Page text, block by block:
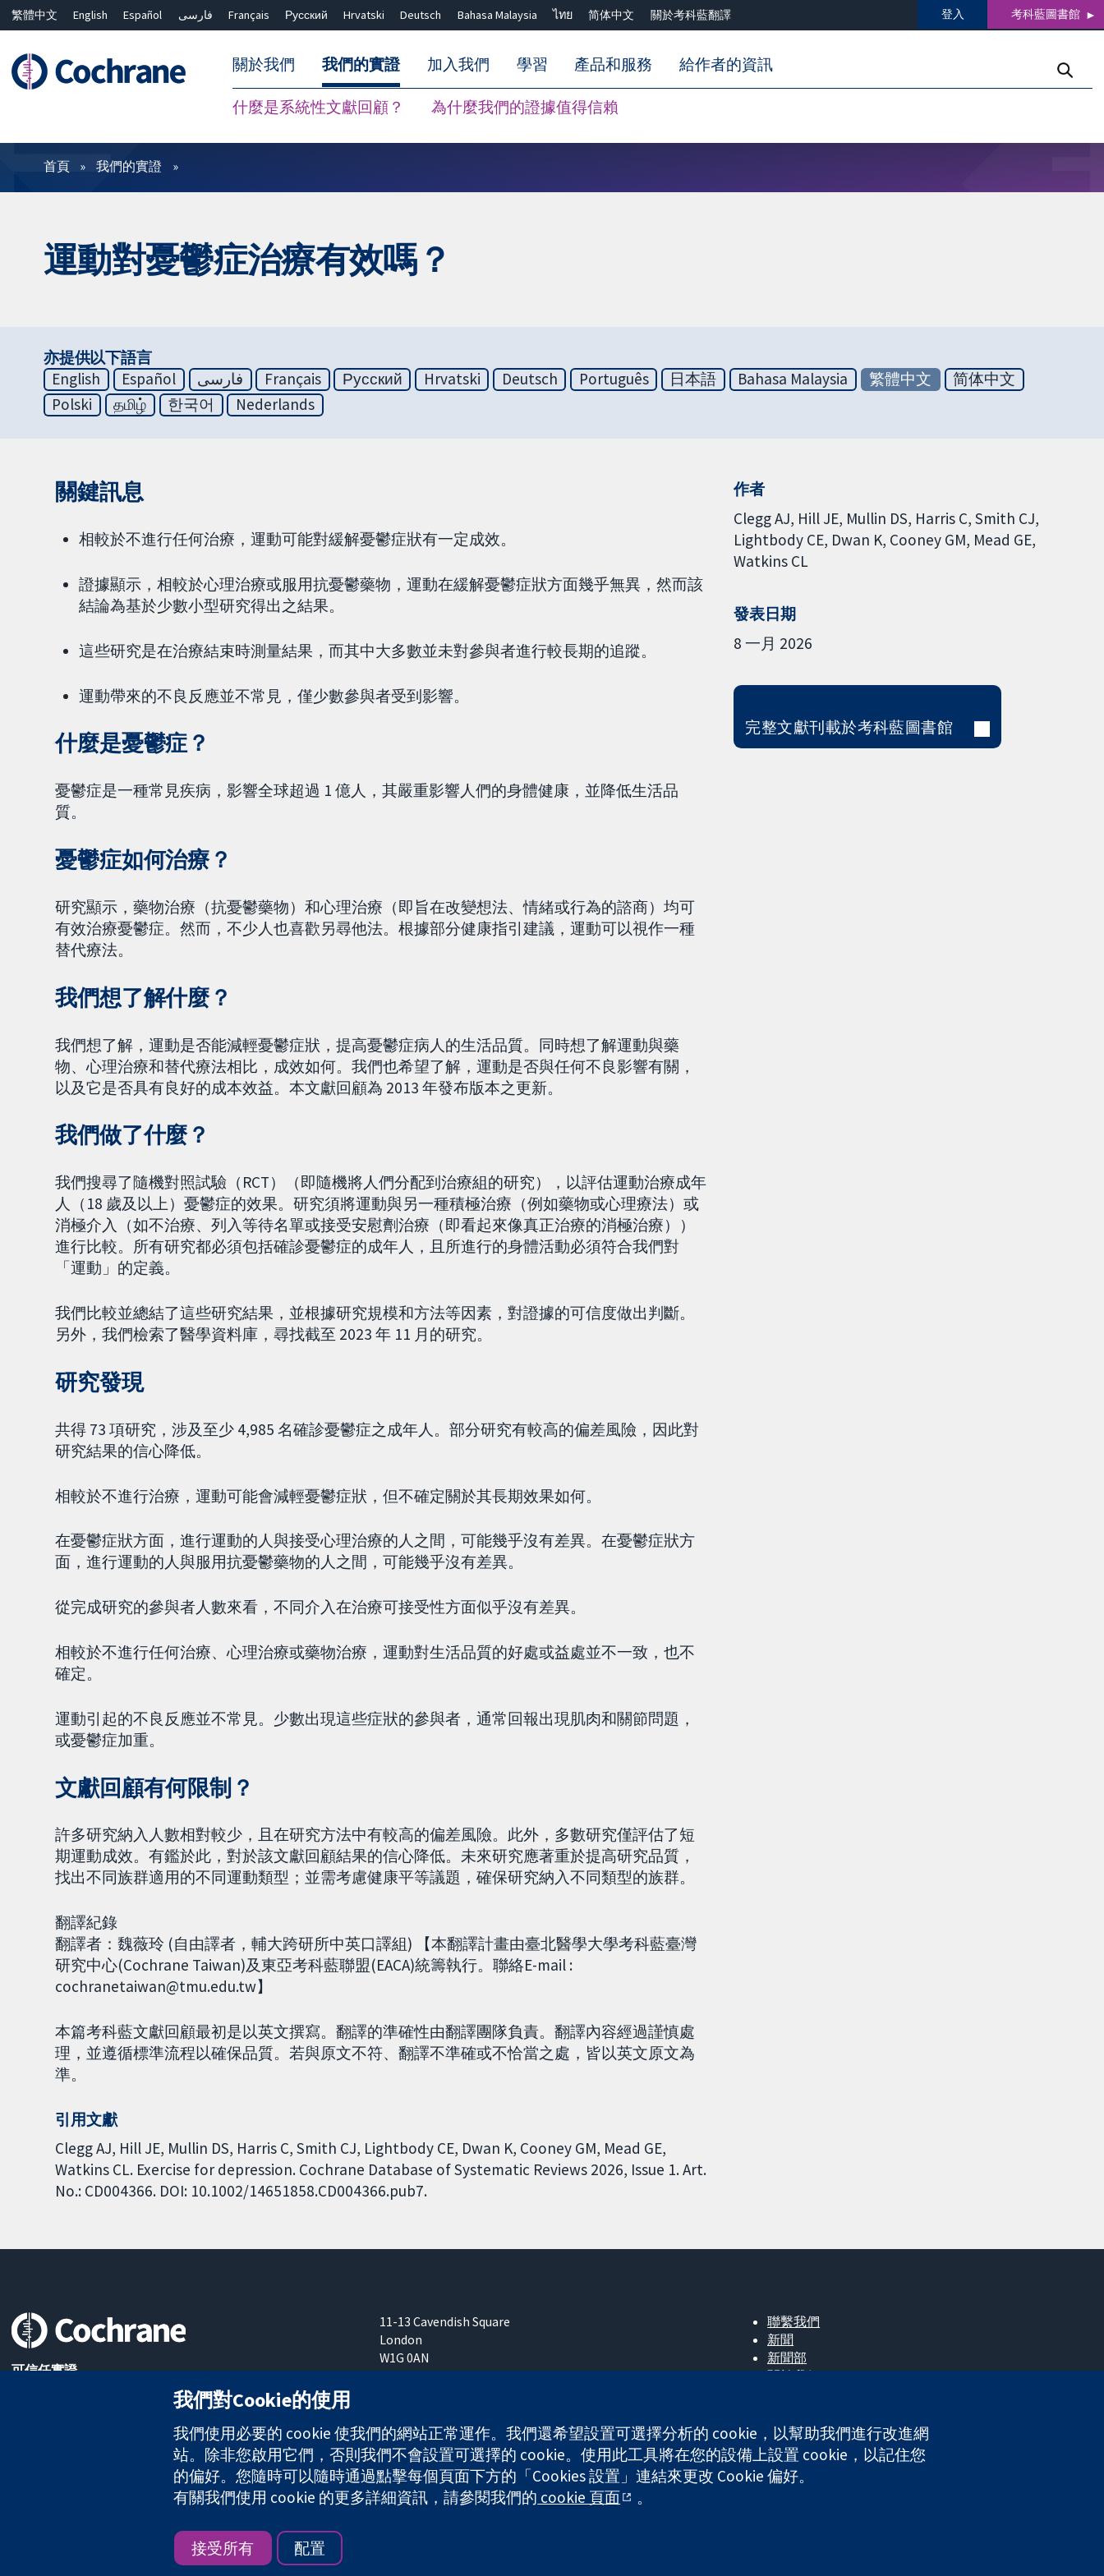
繁體中文 English Español فارسی Français Русский Hrvatski Deutsch Bahasa Malaysia ไทย 简体中文 關於考科藍翻譯 登入 考科藍圖書館
關於我們 我們的實證
什麼是系統性文獻回顧？ 為什麼我們的證據值得信賴
加入我們 學習 產品和服務 給作者的資訊
篩選條件
首頁 我們的實證
運動對憂鬱症治療有效嗎？
亦提供以下語言
English
Español فارسی Français Русский Hrvatski Deutsch Português 日本語 Bahasa Malaysia 繁體中文
简体中文
Polski
தமிழ் 한국어 Nederlands
關鍵訊息
相較於不進行任何治療，運動可能對緩解憂鬱症狀有一定成效。
證據顯示，相較於心理治療或服用抗憂鬱藥物，運動在緩解憂鬱症狀方面幾乎無異，然而該
結論為基於少數小型研究得出之結果。
這些研究是在治療結束時測量結果，而其中大多數並未對參與者進行較長期的追蹤。
運動帶來的不良反應並不常見，僅少數參與者受到影響。
什麼是憂鬱症？
憂鬱症是一種常見疾病，影響全球超過 1 億人，其嚴重影響人們的身體健康，並降低生活品
質。
憂鬱症如何治療？
研究顯示，藥物治療（抗憂鬱藥物）和心理治療（即旨在改變想法、情緒或行為的諮商）均可
有效治療憂鬱症。然而，不少人也喜歡另尋他法。根據部分健康指引建議，運動可以視作一種
替代療法。
我們想了解什麼？
我們想了解，運動是否能減輕憂鬱症狀，提高憂鬱症病人的生活品質。同時想了解運動與藥
物、心理治療和替代療法相比，成效如何。我們也希望了解，運動是否與任何不良影響有關，
以及它是否具有良好的成本效益。本文獻回顧為 2013 年發布版本之更新。
我們做了什麼？
我們搜尋了隨機對照試驗（RCT）（即隨機將人們分配到治療組的研究），以評估運動治療成年
人（18 歲及以上）憂鬱症的效果。研究須將運動與另一種積極治療（例如藥物或心理療法）或
消極介入（如不治療、列入等待名單或接受安慰劑治療（即看起來像真正治療的消極治療））
進行比較。所有研究都必須包括確診憂鬱症的成年人，且所進行的身體活動必須符合我們對
「運動」的定義。
我們比較並總結了這些研究結果，並根據研究規模和方法等因素，對證據的可信度做出判斷。
另外，我們檢索了醫學資料庫，尋找截至 2023 年 11 月的研究。
研究發現
共得 73 項研究，涉及至少 4,985 名確診憂鬱症之成年人。部分研究有較高的偏差風險，因此對
研究結果的信心降低。
相較於不進行治療，運動可能會減輕憂鬱症狀，但不確定關於其長期效果如何。
在憂鬱症狀方面，進行運動的人與接受心理治療的人之間，可能幾乎沒有差異。在憂鬱症狀方
面，進行運動的人與服用抗憂鬱藥物的人之間，可能幾乎沒有差異。
從完成研究的參與者人數來看，不同介入在治療可接受性方面似乎沒有差異。
相較於不進行任何治療、心理治療或藥物治療，運動對生活品質的好處或益處並不一致，也不
確定。
運動引起的不良反應並不常見。少數出現這些症狀的參與者，通常回報出現肌肉和關節問題，
或憂鬱症加重。
文獻回顧有何限制？
許多研究納入人數相對較少，且在研究方法中有較高的偏差風險。此外，多數研究僅評估了短
期運動成效。有鑑於此，對於該文獻回顧結果的信心降低。未來研究應著重於提高研究品質，
找出不同族群適用的不同運動類型；並需考慮健康平等議題，確保研究納入不同類型的族群。
翻譯紀錄
翻譯者：魏薇玲 (自由譯者，輔大跨研所中英口譯組) 【本翻譯計畫由臺北醫學大學考科藍臺灣
研究中心(Cochrane Taiwan)及東亞考科藍聯盟(EACA)統籌執行。聯絡E-mail :
cochranetaiwan@tmu.edu.tw】
本篇考科藍文獻回顧最初是以英文撰寫。翻譯的準確性由翻譯團隊負責。翻譯內容經過謹慎處
理，並遵循標準流程以確保品質。若與原文不符、翻譯不準確或不恰當之處，皆以英文原文為
準。
引用文獻
Clegg AJ, Hill JE, Mullin DS, Harris C, Smith CJ, Lightbody CE, Dwan K, Cooney GM, Mead GE,
Watkins CL. Exercise for depression. Cochrane Database of Systematic Reviews 2026, Issue 1. Art.
No.: CD004366. DOI: 10.1002/14651858.CD004366.pub7.
作者
Clegg AJ Hill JE Mullin DS Harris C Smith CJ
Lightbody CE Dwan K Cooney GM Mead GE
Watkins CL
發表日期
8 一月 2026
完整文獻刊載於考科藍圖書館
可信任實證
11-13 Cavendish Square
London
W1G 0AN
United Kingdom
聯繫我們
新聞
新聞部
關於我們
The Cochrane Collaboration is a charity (no. 1045921) and a company limited by guarantee (no. 03044323) registered in England & Wales. VAT registration number GB 718 2127 49.
版權所有 © 2026 The Cochrane Collaboration
我們對Cookie的使用
我們使用必要的 cookie 使我們的網站正常運作。我們還希望設置可選擇分析的 cookie，以幫助我們進行改進網
站。除非您啟用它們，否則我們不會設置可選擇的 cookie。使用此工具將在您的設備上設置 cookie，以記住您
的偏好。您隨時可以隨時通過點擊每個頁面下方的「Cookies 設置」連結來更改 Cookie 偏好。
有關我們使用 cookie 的更多詳細資訊，請參閱我們的 cookie 頁面 。
接受所有 配置